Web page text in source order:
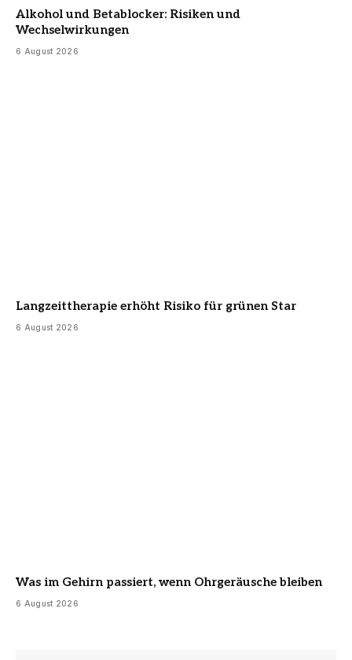
Alkohol und Betablocker: Risiken und
Wechselwirkungen
6 August 2026
Langzeittherapie erhöht Risiko für grünen Star
6 August 2026
Was im Gehirn passiert, wenn Ohrgeräusche bleiben
6 August 2026